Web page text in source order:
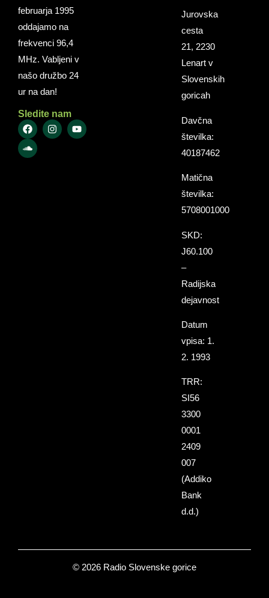
februarja 1995
oddajamo na
frekvenci 96,4
MHz. Vabljeni v
našo družbo 24
ur na dan!
Sledite nam
Jurovska
cesta
21, 2230
Lenart v
Slovenskih
goricah
Davčna
številka:
40187462
Matična
številka:
5708001000
SKD:
J60.100
–
Radijska
dejavnost
Datum
vpisa: 1.
2. 1993
TRR:
SI56
3300
0001
2409
007
(Addiko
Bank
d.d.)
© 2026 Radio Slovenske gorice